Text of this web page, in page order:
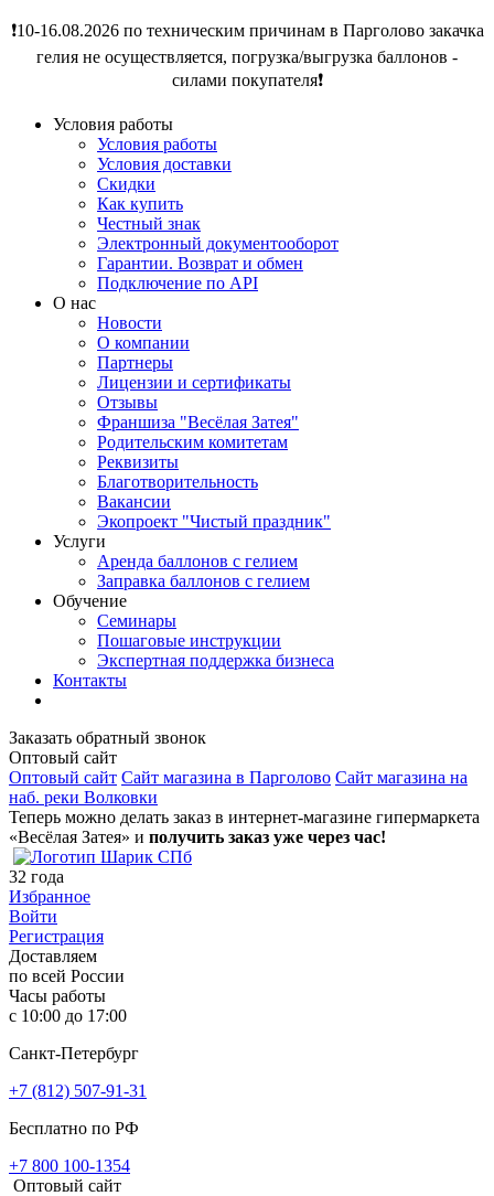
❗️10-16.08.2026 по техническим причинам в Парголово закачка
гелия не осуществляется, погрузка/выгрузка баллонов -
силами покупателя❗️
Условия работы
Условия работы
Условия доставки
Скидки
Как купить
Честный знак
Электронный документооборот
Гарантии. Возврат и обмен
Подключение по API
О нас
Новости
О компании
Партнеры
Лицензии и сертификаты
Отзывы
Франшиза "Весёлая Затея"
Родительским комитетам
Реквизиты
Благотворительность
Вакансии
Экопроект "Чистый праздник"
Услуги
Аренда баллонов с гелием
Заправка баллонов с гелием
Обучение
Семинары
Пошаговые инструкции
Экспертная поддержка бизнеса
Контакты
Заказать обратный звонок
Оптовый сайт
Оптовый сайт Сайт магазина в Парголово Сайт магазина на
наб. реки Волковки
Теперь можно делать заказ в интернет-магазине гипермаркета
«Весёлая Затея» и получить заказ уже через час!
32 года
Избранное
Войти
Регистрация
Доставляем
по всей России
Часы работы
с 10:00 до 17:00
Санкт-Петербург
+7 (812) 507-91-31
Бесплатно по РФ
+7 800 100-1354
Оптовый сайт